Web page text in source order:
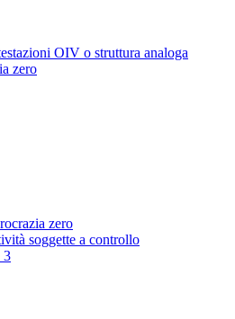
OIV o struttura analoga
zero
zero
soggette a controllo
3